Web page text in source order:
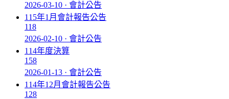
2026-03-10 · 會計公告
115年1月會計報告公告
118
2026-02-10 · 會計公告
114年度決算
158
2026-01-13 · 會計公告
114年12月會計報告公告
128